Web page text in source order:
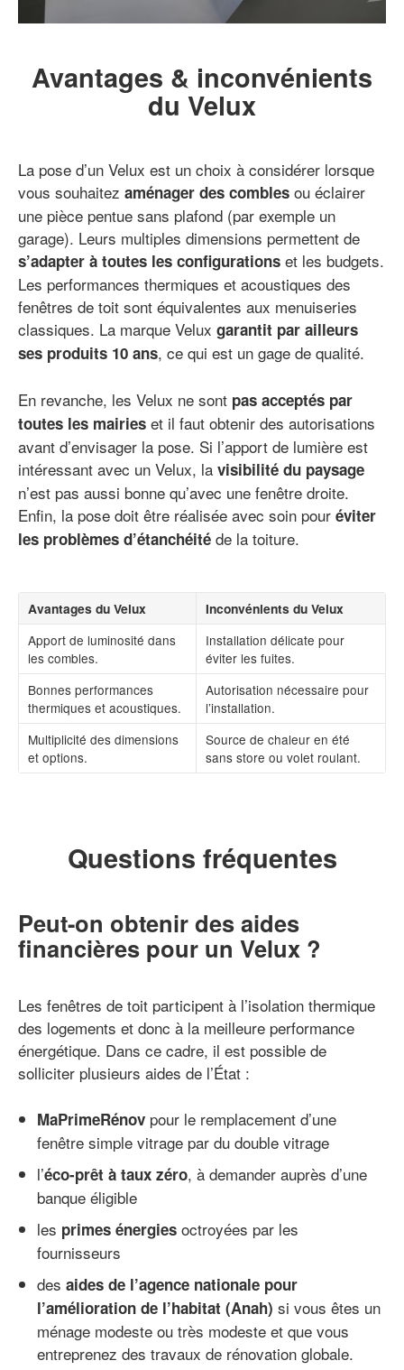
Avantages & inconvénients
du Velux
La pose d’un Velux est un choix à considérer lorsque
vous souhaitez aménager des combles ou éclairer
une pièce pentue sans plafond (par exemple un
garage). Leurs multiples dimensions permettent de
s’adapter à toutes les configurations et les budgets.
Les performances thermiques et acoustiques des
fenêtres de toit sont équivalentes aux menuiseries
classiques. La marque Velux garantit par ailleurs
ses produits 10 ans, ce qui est un gage de qualité.
En revanche, les Velux ne sont pas acceptés par
toutes les mairies et il faut obtenir des autorisations
avant d’envisager la pose. Si l’apport de lumière est
intéressant avec un Velux, la visibilité du paysage
n’est pas aussi bonne qu’avec une fenêtre droite.
Enfin, la pose doit être réalisée avec soin pour éviter
les problèmes d’étanchéité de la toiture.
Avantages du Velux
Inconvénients du Velux
Apport de luminosité dans
les combles.
Installation délicate pour
éviter les fuites.
Bonnes performances
thermiques et acoustiques.
Autorisation nécessaire pour
l’installation.
Multiplicité des dimensions
et options.
Source de chaleur en été
sans store ou volet roulant.
Questions fréquentes
Peut-on obtenir des aides
financières pour un Velux ?
Les fenêtres de toit participent à l’isolation thermique
des logements et donc à la meilleure performance
énergétique. Dans ce cadre, il est possible de
solliciter plusieurs aides de l’État :
MaPrimeRénov pour le remplacement d’une
fenêtre simple vitrage par du double vitrage
l’éco-prêt à taux zéro, à demander auprès d’une
banque éligible
les primes énergies octroyées par les
fournisseurs
des aides de l’agence nationale pour
l’amélioration de l’habitat (Anah) si vous êtes un
ménage modeste ou très modeste et que vous
entreprenez des travaux de rénovation globale.